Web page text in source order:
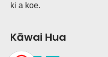
ki a koe.
Kāwai Hua